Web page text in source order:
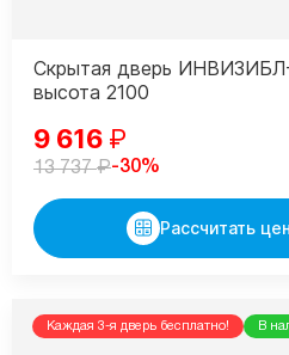
Скрытая дверь
высота 2100
9 616 ₽
13 737₽-30%
Рассчитать
Каждая 3-я дверь бесплатно! В